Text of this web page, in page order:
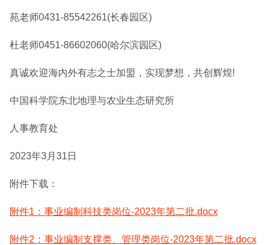
苑老师0431-85542261(长春园区)
杜老师0451-86602060(哈尔滨园区)
真诚欢迎海内外有志之士加盟，实现梦想，共创辉煌!
中国科学院东北地理与农业生态研究所
人事教育处
2023年3月31日
附件下载：
附件1：事业编制科技类岗位-2023年第二批.docx
附件2：事业编制支撑类、管理类岗位-2023年第二批.docx